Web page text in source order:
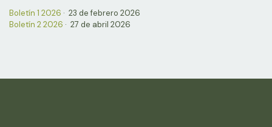
Boletín 1 2026 · 23 de febrero 2026
Boletín 2 2026 · 27 de abril 2026